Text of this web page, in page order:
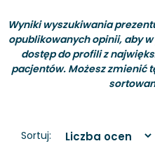
Wyniki wyszukiwania
opublikowanych opinii, aby
dostęp do profili z
pacjentów. Możesz zmienić
Sortuj: